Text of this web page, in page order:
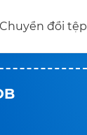
Chuyển đổi tệp